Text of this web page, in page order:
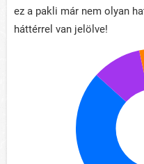
ez a pakli már nem olyan
háttérrel van jelölve!